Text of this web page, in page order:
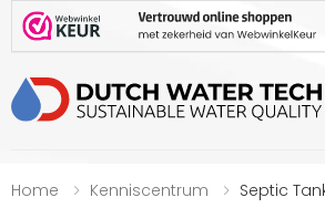
Home Kenniscentrum Septic